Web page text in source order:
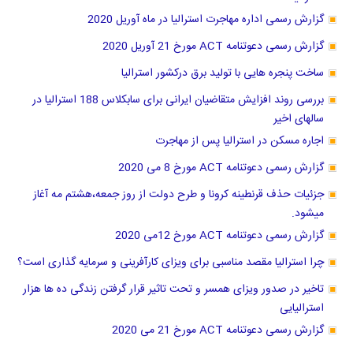
گزارش رسمی اداره مهاجرت استرالیا در ماه آوریل 2020
گزارش رسمی دعوتنامه ACT مورخ 21 آوریل 2020
ساخت پنجره هایی با تولید برق درکشور استرالیا
بررسی روند افزایش متقاضیان ایرانی برای سابکلاس 188 استرالیا در
سالهای اخیر
اجاره مسکن در استرالیا پس از مهاجرت
گزارش رسمی دعوتنامه ACT مورخ 8 می 2020
جزئیات حذف قرنطینه کرونا و طرح دولت از روز جمعه،هشتم مه آغاز
میشود.
گزارش رسمی دعوتنامه ACT مورخ 12می 2020
چرا استرالیا مقصد مناسبی برای ویزای کارآفرینی و سرمایه گذاری است؟
تاخیر در صدور ویزای همسر و تحت تاثیر قرار گرفتن زندگی ده ها هزار
استرالیایی
گزارش رسمی دعوتنامه ACT مورخ 21 می 2020